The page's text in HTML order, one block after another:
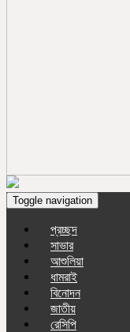
Toggle navigation
প্রচ্ছদ
সাভার
আশুলিয়া
ধামরাই
বিনোদন
জাতীয়
রেসিপি